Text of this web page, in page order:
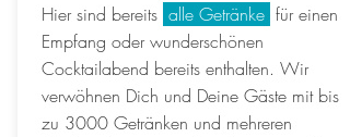
Hier sind bereits alle Getränke für einen
Empfang oder wunderschönen
Cocktailabend bereits enthalten. Wir
verwöhnen Dich und Deine Gäste mit bis
zu 3000 Getränken und mehreren